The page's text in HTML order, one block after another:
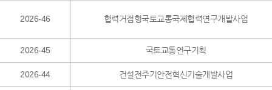
2026-46 협력거점형국토교통국제협력연구개발사업
2026-45 국토교통연구기획
2026-44 건설전주기안전혁신기술개발사업